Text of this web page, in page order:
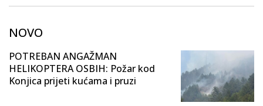
NOVO
POTREBAN ANGAŽMAN
HELIKOPTERA OSBIH: Požar kod
Konjica prijeti kućama i pruzi